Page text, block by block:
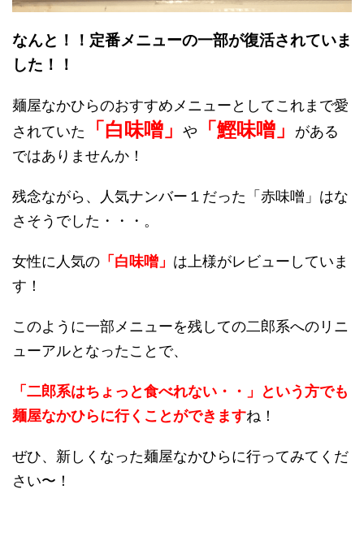
なんと！！定番メニューの一部が復活されていま
した！！
麺屋なかひらのおすすめメニューとしてこれまで愛
されていた
「白味噌」 や 「鰹味噌」
がある
ではありませんか！
残念ながら、人気ナンバー１だった「赤味噌」はな
さそうでした・・・。
女性に人気の 「白味噌」 は上様がレビューしていま
す！
このように一部メニューを残しての二郎系へのリニ
ューアルとなったことで、
「二郎系はちょっと食べれない・・」という方でも
麺屋なかひらに行くことができますね！
ぜひ、新しくなった麺屋なかひらに行ってみてくだ
さい〜！